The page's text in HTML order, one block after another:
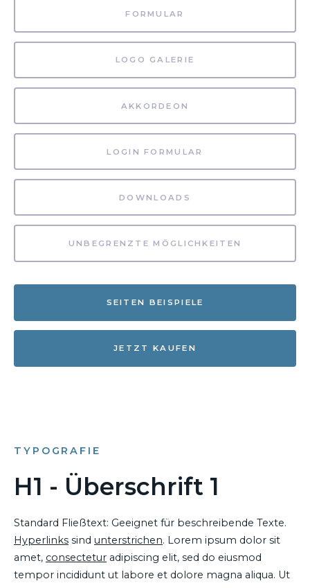
FORMULAR
LOGO GALERIE
AKKORDEON
LOGIN FORMULAR
DOWNLOADS
UNBEGRENZTE MÖGLICHKEITEN
SEITEN BEISPIELE
JETZT KAUFEN
TYPOGRAFIE
H1 - Überschrift 1
Standard Fließtext: Geeignet für beschreibende Texte.
Hyperlinks sind unterstrichen. Lorem ipsum dolor sit
amet, consectetur adipiscing elit, sed do eiusmod
tempor incididunt ut labore et dolore magna aliqua. Ut